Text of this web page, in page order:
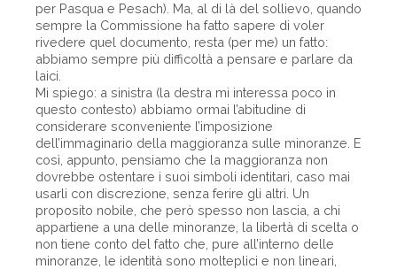
per Pasqua e Pesach). Ma, al di là del sollievo, quando
sempre la Commissione ha fatto sapere di voler
rivedere quel documento, resta (per me) un fatto:
abbiamo sempre più difficoltà a pensare e parlare da
laici.
Mi spiego: a sinistra (la destra mi interessa poco in
questo contesto) abbiamo ormai l’abitudine di
considerare sconveniente l’imposizione
dell’immaginario della maggioranza sulle minoranze. E
così, appunto, pensiamo che la maggioranza non
dovrebbe ostentare i suoi simboli identitari, caso mai
usarli con discrezione, senza ferire gli altri. Un
proposito nobile, che però spesso non lascia, a chi
appartiene a una delle minoranze, la libertà di scelta o
non tiene conto del fatto che, pure all’interno delle
minoranze, le identità sono molteplici e non lineari,